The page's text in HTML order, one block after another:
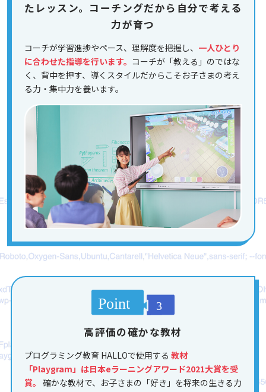
たレッスン。コーチングだから自分で考える
力が育つ
コーチが学習進捗やペース、理解度を把握し、 一人ひとり
に合わせた指導を行います。 コーチが「教える」のではな
く、背中を押す、導くスタイルだからこそお子さまの考え
る力・集中力を養います。
高評価の確かな教材
プログラミング教育 HALLOで使用する 教材
「Playgram」は日本eラーニングアワード2021大賞を受
賞。 確かな教材で、お子さまの「好き」を将来の生きる力